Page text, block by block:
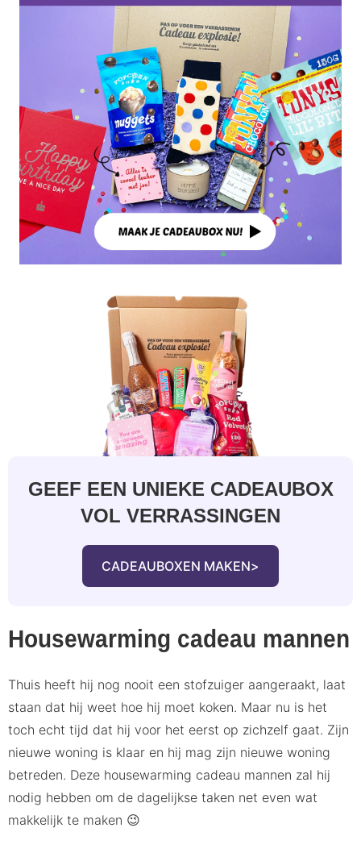
GEEF EEN UNIEKE CADEAUBOX
VOL VERRASSINGEN
CADEAUBOXEN MAKEN
Housewarming cadeau mannen
Thuis heeft hij nog nooit een stofzuiger aangeraakt, laat
staan dat hij weet hoe hij moet koken. Maar nu is het
toch echt tijd dat hij voor het eerst op zichzelf gaat. Zijn
nieuwe woning is klaar en hij mag zijn nieuwe woning
betreden. Deze housewarming cadeau mannen zal hij
nodig hebben om de dagelijkse taken net even wat
makkelijk te maken 😉